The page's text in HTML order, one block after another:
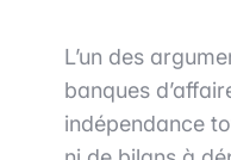
L’un des
banques
indépendance